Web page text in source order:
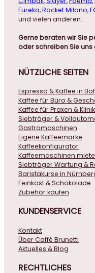
Eureka,Rocket Milano,
und vielen anderen.
Gerne beraten wir Sie
oder schreiben Sie uns
NÜTZLICHE SEITEN
Espresso & Kaffee in
Kaffee für Büro &
Kaffee für Praxen &
Siebträger &
Gastromaschinen
Eigene Kaffeemarke
Kaffeekonfigurator
Kaffeemaschinen
Siebträger Wartung &
Baristakurse in
Feinkost & Schokolade
Zubehör kaufen
KUNDENSERVICE
Kontakt
Über Caffé Brunetti
Aktuelles & Blog
RECHTLICHES